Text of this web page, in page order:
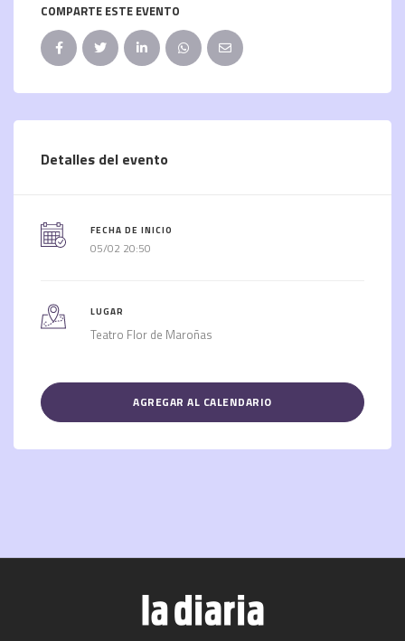
COMPARTE ESTE EVENTO
Detalles del evento
FECHA DE INICIO
05/02 20:50
LUGAR
Teatro Flor de Maroñas
AGREGAR AL CALENDARIO